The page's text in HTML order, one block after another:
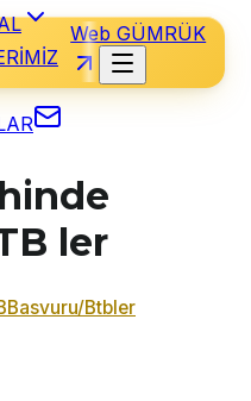
Web GÜMRÜK
ler
Btbler